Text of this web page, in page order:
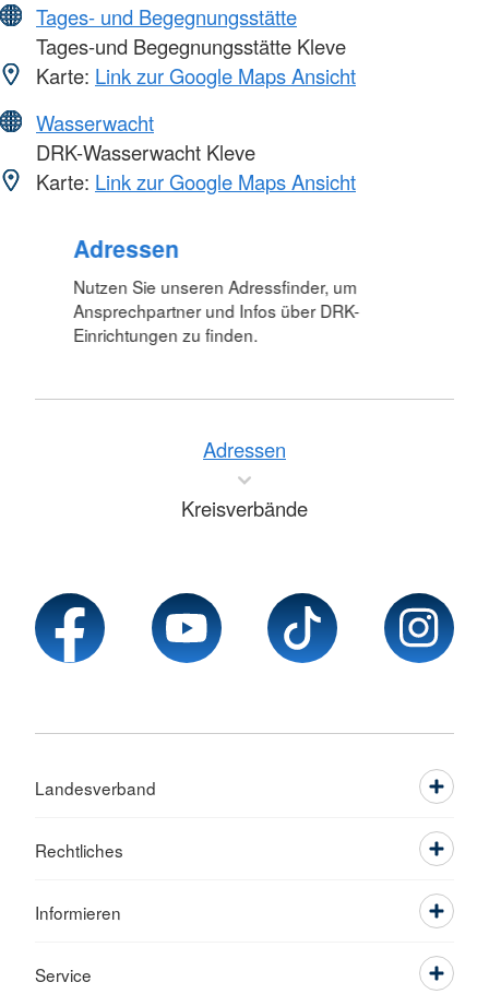
Tages- und Begegnungsstätte
Tages-und Begegnungsstätte Kleve
Karte: Link zur Google Maps Ansicht
Wasserwacht
DRK-Wasserwacht Kleve
Karte: Link zur Google Maps Ansicht
Adressen
Nutzen Sie unseren Adressfinder, um
Ansprechpartner und Infos über DRK-
Einrichtungen zu finden.
Adressen
Kreisverbände
Landesverband
Rechtliches
Informieren
Service